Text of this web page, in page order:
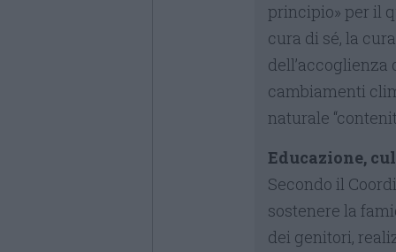
principio» per il
cura di sé, la
cambiamenti
naturale
Educazione,
Secondo il
sostenere la
dei genitori,